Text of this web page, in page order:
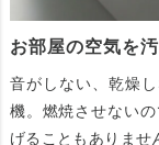
お部屋の空気を
音がしない、乾燥
機。燃焼させない
げることもありませ